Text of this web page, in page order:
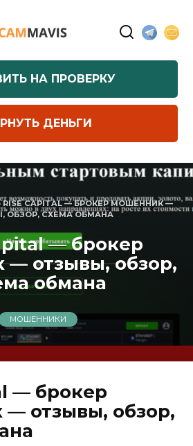
НА ПРОВЕРКУ
ДЕНЬГИ
RISE CAPITAL — БРОКЕР МОШЕННИК —
ОБЗОР, СХЕМА ОБМАНА
— брокер
отзывы, обзор,
обмана
МОШЕННИКИ
— брокер
отзывы, обзор,